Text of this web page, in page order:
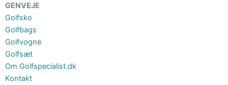
GENVEJE
Golfsko
Golfbags
Golfvogne
Golfsæt
Om Golfspecialist.dk
Kontakt